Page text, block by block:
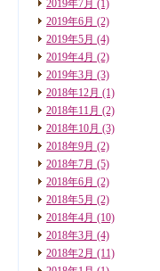
2019年7月 (1)
2019年6月 (2)
2019年5月 (4)
2019年4月 (2)
2019年3月 (3)
2018年12月 (1)
2018年11月 (2)
2018年10月 (3)
2018年9月 (2)
2018年7月 (5)
2018年6月 (2)
2018年5月 (2)
2018年4月 (10)
2018年3月 (4)
2018年2月 (11)